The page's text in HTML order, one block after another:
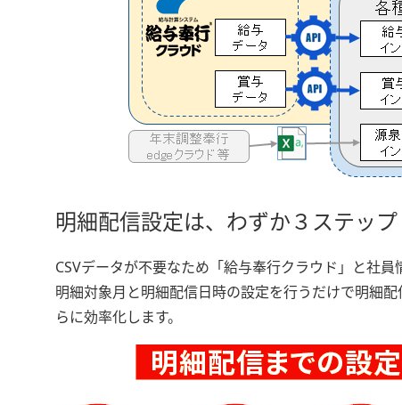
明細配信設定は、わずか３ステップ
CSVデータが不要なため「給与奉行クラウド」と社
明細対象月と明細配信日時の設定を行うだけで明細
らに効率化します。